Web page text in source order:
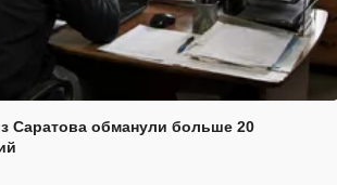
Саратова обманули больше 20